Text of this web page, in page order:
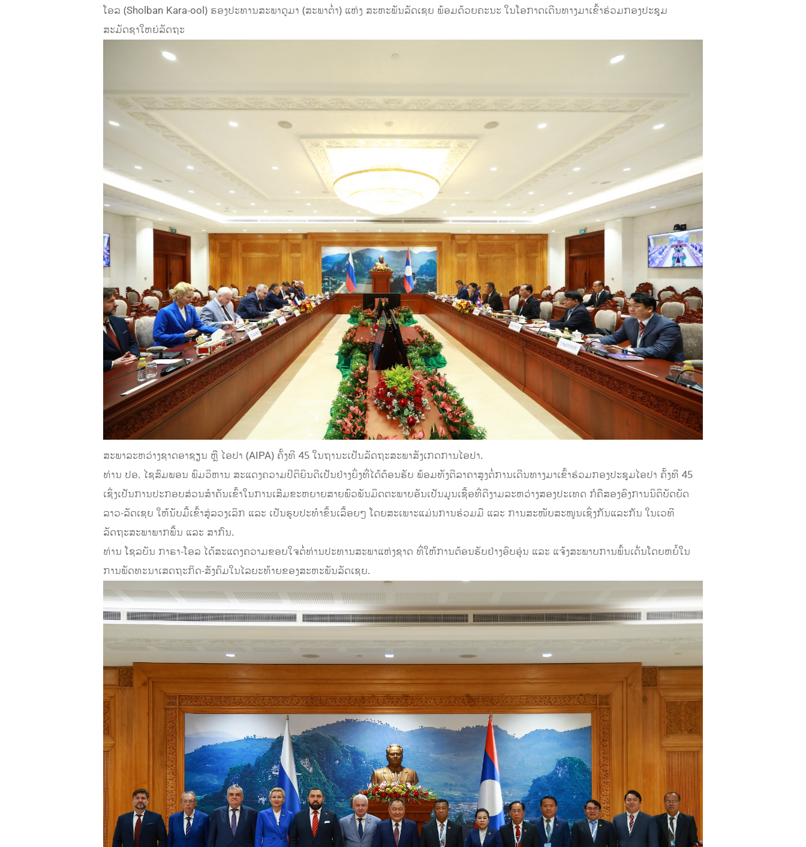
ໂອລ (Sholban Kara-ool) ຮອງປະທານສະພາດູມາ (ສະພາຕໍ່າ) ແຫ່ງ ສະຫະພັນລັດເຊຍ ພ້ອມດ້ວຍຄະນະ ໃນໂອກາດເດີນທາງມາເຂົ້າຮ່ວມກອງປະຊຸມ
ສະມັດຊາໃຫຍ່ລັດຖະ
ສະພາລະຫວ່າງຊາດອາຊຽນ ຫຼື ໄອປາ (AIPA) ຄັ້ງທີ 45 ໃນຖານະເປັນລັດຖະສະພາສັງເກດການໄອປາ.
ທ່ານ ປອ. ໄຊສົມພອນ ພົມວິຫານ ສະແດງຄວາມປິຕິຍິນດີເປັນຢ່າງຍິ່ງທີ່ໄດ້ຕ້ອນຮັບ ພ້ອມທັງຕີລາຄາສູງຕໍ່ການເດີນທາງມາເຂົ້າຮ່ວມກອງປະຊຸມໄອປາ ຄັ້ງທີ 45
ເຊິ່ງເປັນການປະກອບສ່ວນສໍາຄັນເຂົ້າໃນການເສີມຂະຫຍາຍສາຍພົວພັນມິດຕະພາບອັນເປັນມູນເຊື້ອທີ່ດີງາມລະຫວ່າງສອງປະເທດ ກໍຄືສອງອົງການນິຕິບັດຍັດ
ລາວ-ລັດເຊຍ ໃຫ້ນັບມື້ເຂົ້າສູ່ລວງເລິກ ແລະ ເປັນຮູບປະທຳຂຶ້ນເລື້ອຍໆ ໂດຍສະເພາະແມ່ນການຮ່ວມມື ແລະ ການສະໜັບສະໜູນເຊິ່ງກັນແລະກັນ ໃນເວທີ
ລັດຖະສະພາພາກພື້ນ ແລະ ສາກົນ.
ທ່ານ ໂຊລບັນ ກາຣາ-ໂອລ ໄດ້ສະແດງຄວາມຂອບໃຈຕໍ່ທ່ານປະທານສະພາແຫ່ງຊາດ ທີ່ໃຫ້ການຕ້ອນຮັບຢ່າງອົບອຸ່ນ ແລະ ແຈ້ງສະພາບການພົ້ນເດັ່ນໂດຍຫຍໍ້ໃນ
ການພັດທະນາເສດຖະກິດ-ສັງຄົມໃນໄລຍະທ້າຍຂອງສະຫະພັນລັດເຊຍ.